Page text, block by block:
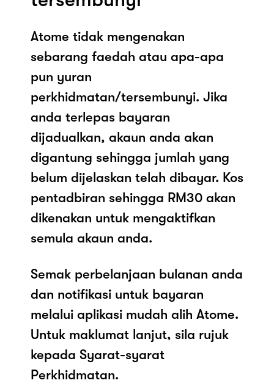
Atome tidak mengenakan
sebarang faedah atau apa-apa
pun yuran
perkhidmatan/tersembunyi. Jika
anda terlepas bayaran
dijadualkan, akaun anda akan
digantung sehingga jumlah yang
belum dijelaskan telah dibayar. Kos
pentadbiran sehingga RM30 akan
dikenakan untuk mengaktifkan
semula akaun anda.
Semak perbelanjaan bulanan anda
dan notifikasi untuk bayaran
melalui aplikasi mudah alih Atome.
Untuk maklumat lanjut, sila rujuk
kepada Syarat-syarat
Perkhidmatan.